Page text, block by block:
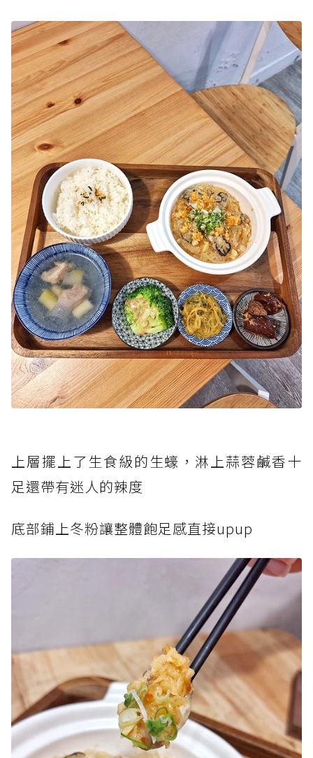
上層擺上了生食級的生蠔，淋上蒜蓉鹹香十
足還帶有迷人的辣度
底部鋪上冬粉讓整體飽足感直接upup